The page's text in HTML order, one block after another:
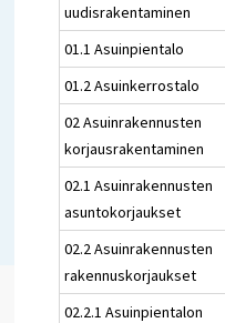
uudisrakentaminen
01.1 Asuinpientalo
01.2 Asuinkerrostalo
02 Asuinrakennusten
korjausrakentaminen
02.1 Asuinrakennusten
asuntokorjaukset
02.2 Asuinrakennusten
rakennuskorjaukset
02.2.1 Asuinpientalon